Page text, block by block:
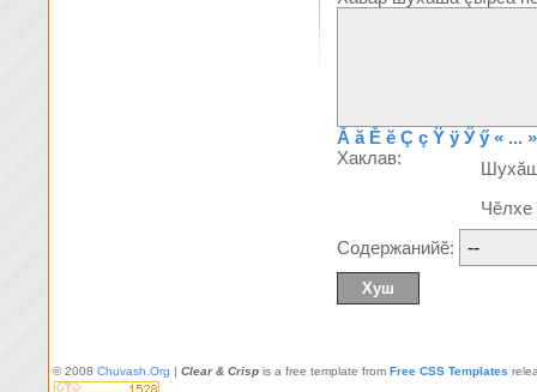
Ă ă Ĕ ĕ Ç ç Ÿ ÿ Ӳ ӳ « ... »
Хаклав:
Содержанийĕ:
© 2008 Chuvash.Org | Clear & Crisp is a free template from Free CSS Templates